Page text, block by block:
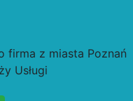
firma z miasta Poznań
Usługi